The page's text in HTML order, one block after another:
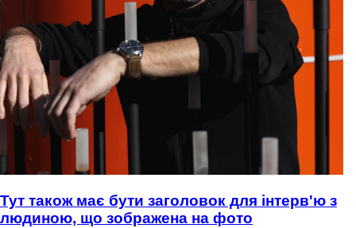
Тут також має бути заголовок для інтерв'ю з
людиною, що зображена на фото